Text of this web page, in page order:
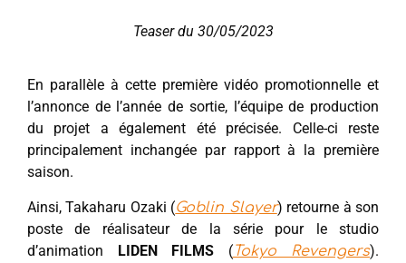
Teaser du 30/05/2023
En parallèle à cette première vidéo promotionnelle et
l’annonce de l’année de sortie, l’équipe de production
du projet a également été précisée. Celle-ci reste
principalement inchangée par rapport à la première
saison.
Ainsi, Takaharu Ozaki (Goblin Slayer) retourne à son
poste de réalisateur de la série pour le studio
d’animation
LIDEN FILMS (Tokyo Revengers).